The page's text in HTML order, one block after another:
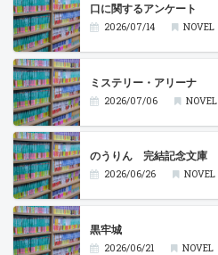
口に関するアンケート
2026/07/14 NOVEL
ミステリー・アリーナ
2026/07/06 NOVEL
のうりん 完結記念文庫
2026/06/26 NOVEL
黒牢城
2026/06/21 NOVEL